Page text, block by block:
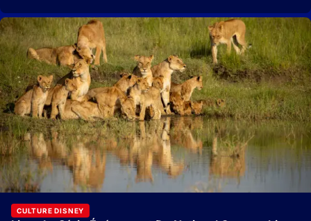
CULTURE DISNEY